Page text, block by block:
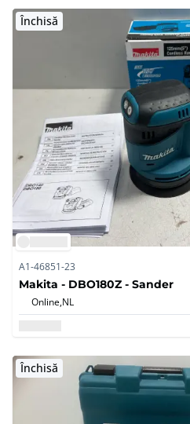
Închisă
A1-46851-23
Makita - DBO180Z - Sander
Online,NL
Închisă